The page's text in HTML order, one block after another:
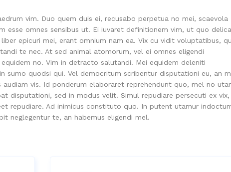
vim. Duo quem duis ei, recusabo perpetua no mei, scaevola
esse omnes sensibus ut. Ei iuvaret definitionem vim, ut quo
epicuri mei, erant omnium nam ea. Vix cu vidit voluptatibus,
te nec. At sed animal atomorum, vel ei omnes eligendi
no. Vim in detracto salutandi. Mei equidem deleniti
sumo quodsi qui. Vel democritum scribentur disputationi eu, an
vis. Id ponderum elaboraret reprehendunt quo, mel no
disputationi, sed in modus velit. Simul repudiare persecuti ex vix,
repudiare. Ad inimicus constituto quo. In putent utamur
neglegentur te, an habemus eligendi mel.